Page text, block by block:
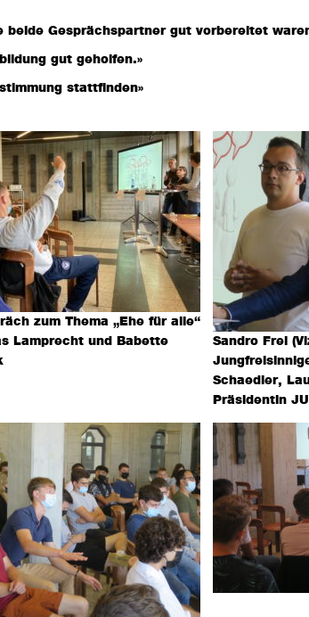
Gesprächspartner gut vorbereitet
gut geholfen.»
stattfinden»
zum Thema „Ehe für alle“
Lamprecht und Babette
Sandro Frei
Schaedler,
Präsidentin